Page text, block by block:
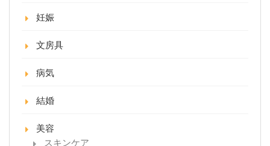
妊娠
文房具
病気
結婚
美容
スキンケア